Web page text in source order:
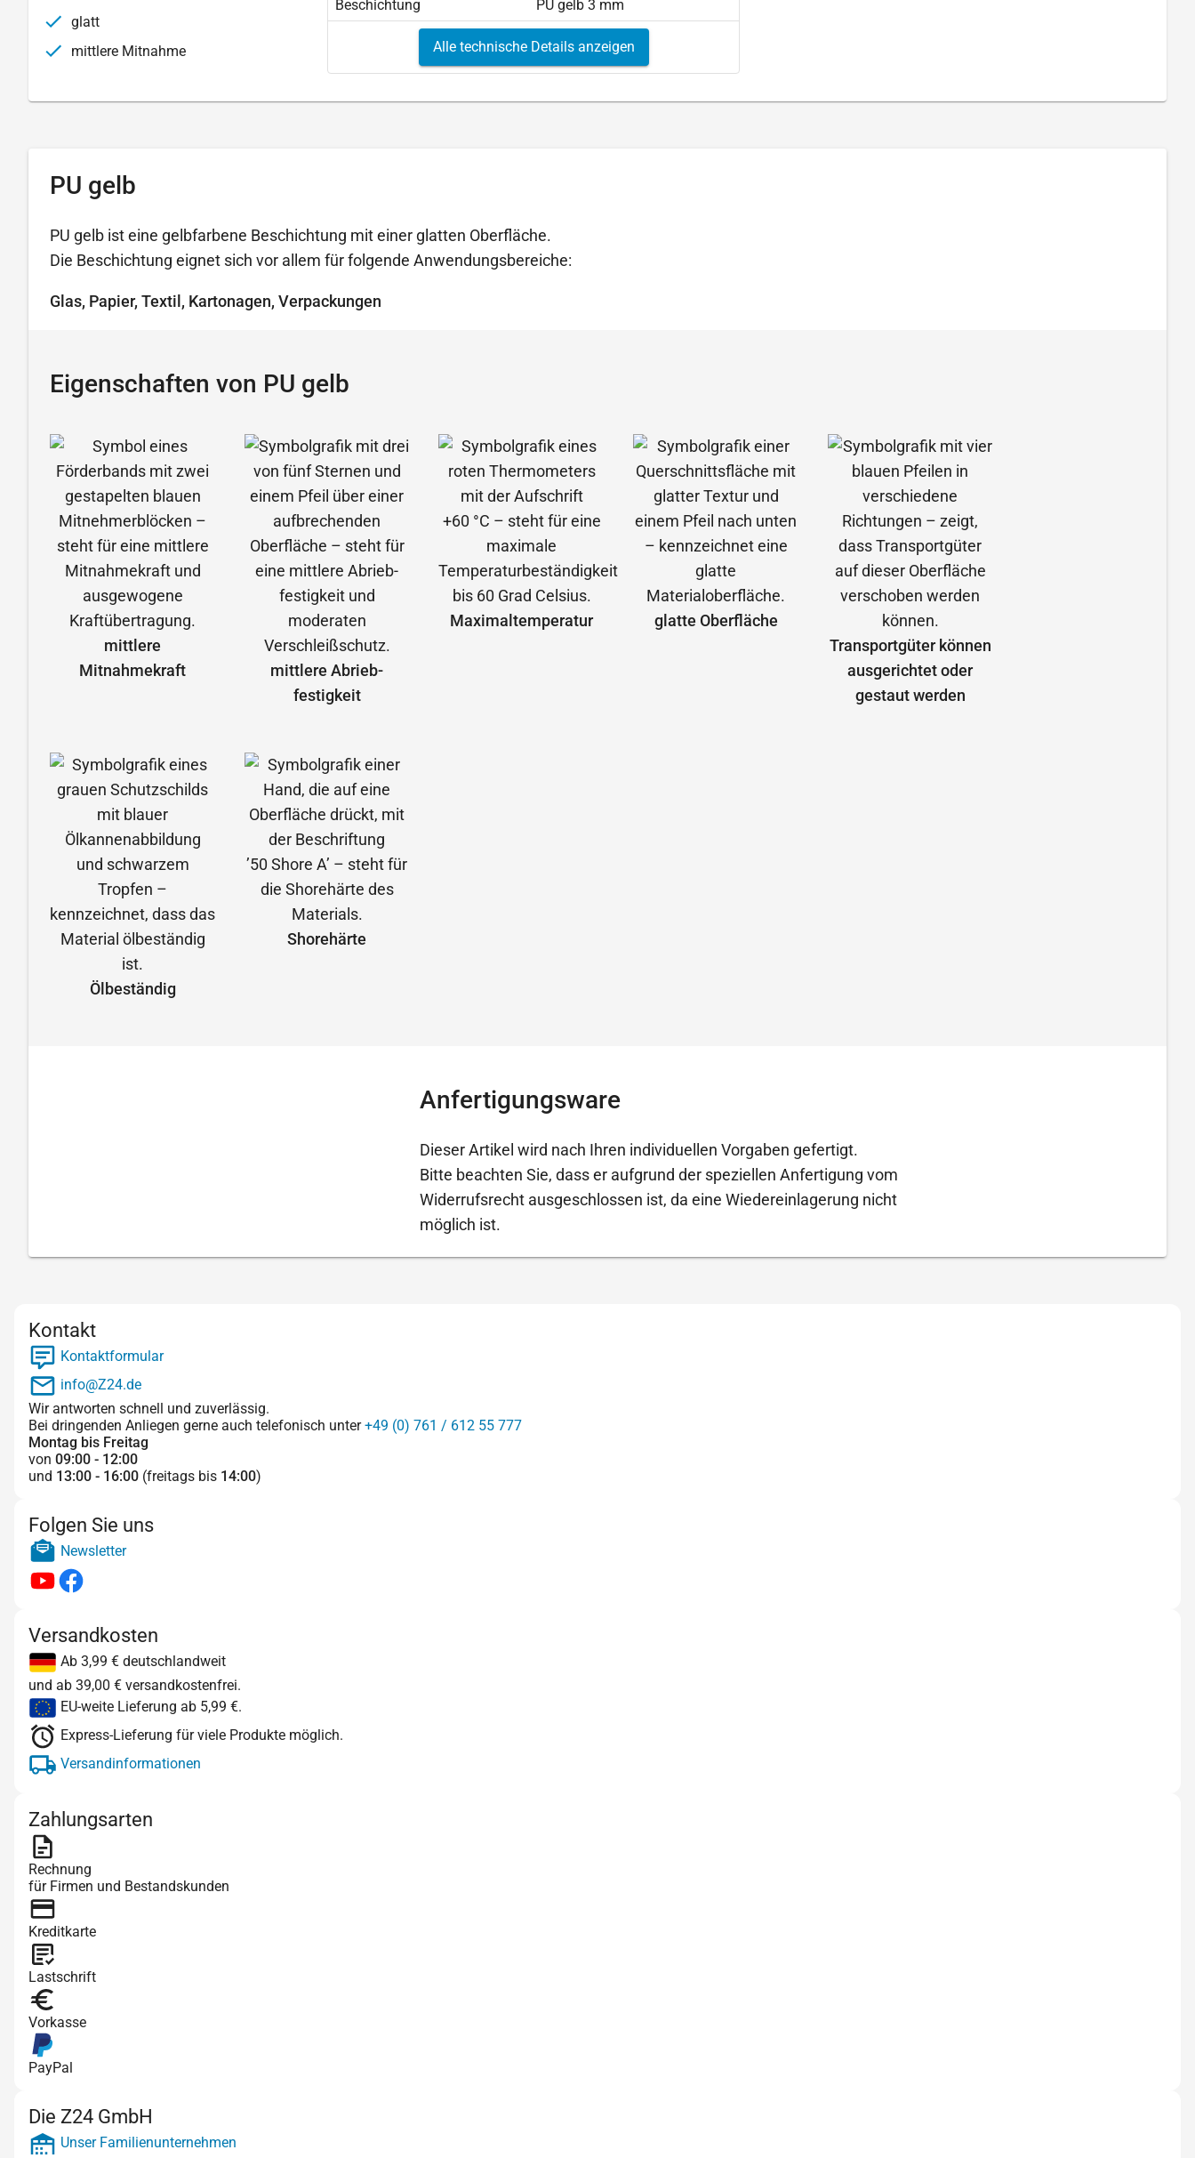
glatt
mittlere Mitnahme
Beschichtung
PU gelb 3 mm
Alle technische Details anzeigen
PU gelb
PU gelb ist eine gelbfarbene Beschichtung mit einer glatten Oberfläche.
Die Beschichtung eignet sich vor allem für folgende Anwendungsbereiche:
Glas, Papier, Textil, Kartonagen, Verpackungen
Eigenschaften von PU gelb
mittlere
Mitnahmekraft
mittlere Abrieb­
festigkeit
Maximal­temperatur
glatte Oberfläche
Transportgüter können
ausgerichtet oder
gestaut werden
Ölbeständig
Shorehärte
Anfertigungsware
Dieser Artikel wird nach Ihren individuellen Vorgaben gefertigt.
Bitte beachten Sie, dass er aufgrund der speziellen Anfertigung vom
Widerrufsrecht ausgeschlossen ist, da eine Wiedereinlagerung nicht
möglich ist.
Kontakt
Kontaktformular
info@Z24.de
Wir antworten schnell und zuverlässig.
Bei dringenden Anliegen gerne auch telefonisch unter+49 (0) 761 / 612 55 777
Montag bis Freitag
von 09:00 - 12:00
und 13:00 - 16:00 (freitags bis 14:00)
Folgen Sie uns
Newsletter
Versandkosten
Ab 3,99 € deutschlandweit
und ab 39,00 € versandkostenfrei.
EU-weite Lieferung ab 5,99 €.
Express-Lieferung für viele Produkte möglich.
Versandinformationen
Zahlungsarten
Rechnung
für Firmen und Bestandskunden
Kreditkarte
Lastschrift
Vorkasse
PayPal
Die Z24 GmbH
Unser Familienunternehmen